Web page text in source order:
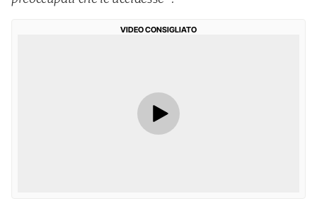
VIDEO CONSIGLIATO